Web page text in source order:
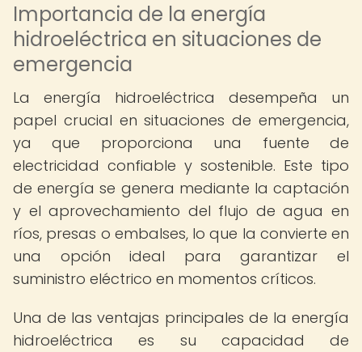
Importancia de la energía
hidroeléctrica en situaciones de
emergencia
La energía hidroeléctrica desempeña un
papel crucial en situaciones de emergencia,
ya que proporciona una fuente de
electricidad confiable y sostenible. Este tipo
de energía se genera mediante la captación
y el aprovechamiento del flujo de agua en
ríos, presas o embalses, lo que la convierte en
una opción ideal para garantizar el
suministro eléctrico en momentos críticos.
Una de las ventajas principales de la energía
hidroeléctrica es su capacidad de